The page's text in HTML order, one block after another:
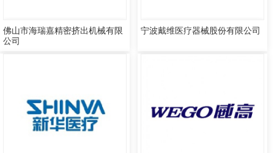
佛山市海瑞嘉精密挤出机械有限
公司
宁波戴维医疗器械股份有限公司